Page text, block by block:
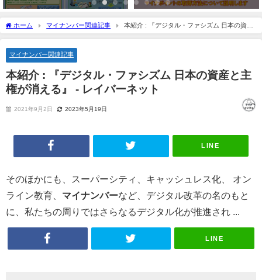
ホーム マイナンバー関連記事
本紹介 : 『デジタル・ファシズム 日本の資産
と主権が消える』 - レイバーネット
マイナンバー関連記事
本紹介 : 『デジタル・ファシズム 日本の資産と主
権が消える』 - レイバーネット
2021年9月2日 2023年5月19日
LINE
そのほかにも、スーパーシティ、キャッシュレス化、 オン
ライン教育、 マイナンバーなど、デジタル改革の名のもと
に、私たちの周りではさらなるデジタル化が推進され ...
LINE